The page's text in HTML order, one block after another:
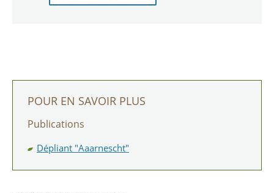
Niederanven
POUR EN SAVOIR PLUS
Publications
Dépliant "Aaarnescht"